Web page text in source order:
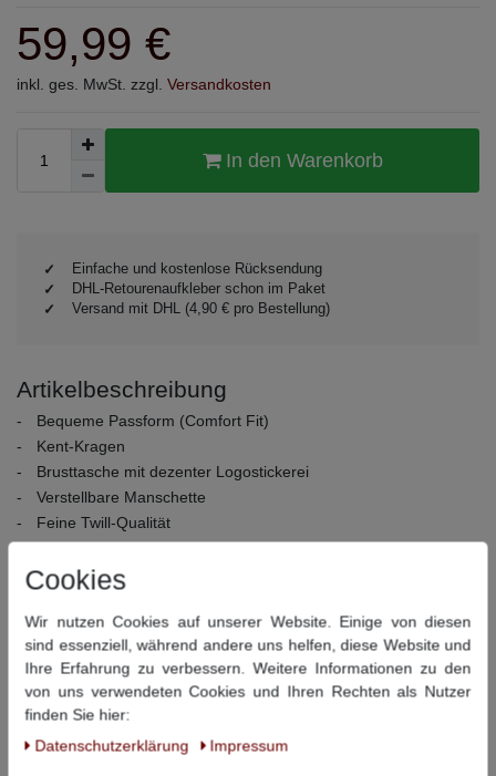
59,99 €
inkl. ges. MwSt. zzgl. Versandkosten
In den Warenkorb
Einfache und kostenlose Rücksendung
DHL-Retourenaufkleber schon im Paket
Versand mit DHL (4,90 € pro Bestellung)
Artikelbeschreibung
Bequeme Passform (Comfort Fit)
Kent-Kragen
Brusttasche mit dezenter Logostickerei
Verstellbare Manschette
Feine Twill-Qualität
Pflegehinweise:
reinigen
Dieser Artikel hat folgende Maße:
Größe Umfang
Cookies
Wir nutzen Cookies auf unserer Website. Einige von diesen
sind essenziell, während andere uns helfen, diese Website und
Ihre Erfahrung zu verbessern. Weitere Informationen zu den
von uns verwendeten Cookies und Ihren Rechten als Nutzer
finden Sie hier:
Daten­schutz­erklärung
Impressum